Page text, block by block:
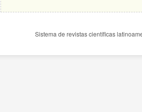
Sistema de revistas científicas